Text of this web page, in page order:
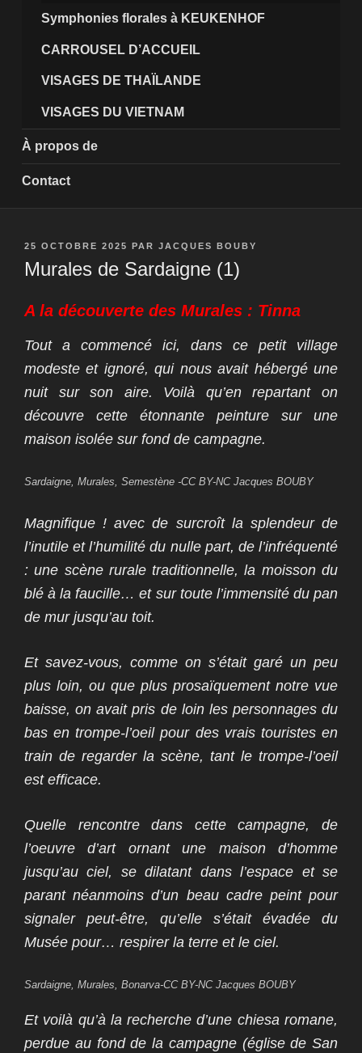
Symphonies florales à KEUKENHOF
CARROUSEL D’ACCUEIL
VISAGES DE THAÏLANDE
VISAGES DU VIETNAM
À propos de
Contact
PUBLIÉ
25 OCTOBRE 2025 PAR JACQUES BOUBY
Murales de Sardaigne (1)
A la découverte des Murales : Tinna
Tout a commencé ici, dans ce petit village
modeste et ignoré, qui nous avait hébergé une
nuit sur son aire. Voilà qu’en repartant on
découvre cette étonnante peinture sur une
maison isolée sur fond de campagne.
Sardaigne, Murales, Semestène -CC BY-NC Jacques BOUBY
Magnifique ! avec de surcroît la splendeur de
l’inutile et l’humilité du nulle part, de l’infréquenté
: une scène rurale traditionnelle, la moisson du
blé à la faucille… et sur toute l’immensité du pan
de mur jusqu’au toit.
Et savez-vous, comme on s’était garé un peu
plus loin, ou que plus prosaïquement notre vue
baisse, on avait pris de loin les personnages du
bas en trompe-l’oeil pour des vrais touristes en
train de regarder la scène, tant le trompe-l’oeil
est efficace.
Quelle rencontre dans cette campagne, de
l’oeuvre d’art ornant une maison d’homme
jusqu’au ciel, se dilatant dans l’espace et se
parant néanmoins d’un beau cadre peint pour
signaler peut-être, qu’elle s’était évadée du
Musée pour… respirer la terre et le ciel.
Sardaigne, Murales, Bonarva-CC BY-NC Jacques BOUBY
Et voilà qu’à la recherche d’une chiesa romane,
perdue au fond de la campagne (église de San